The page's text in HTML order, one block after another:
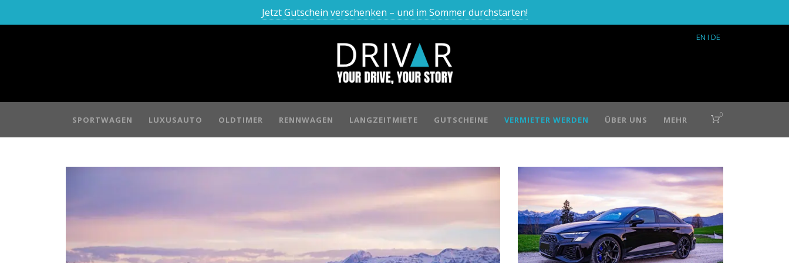
Jetzt Gutschein verschenken – und im Sommer durchstarten!
EN I DE
SPORTWAGEN LUXUSAUTO OLDTIMER RENNWAGEN LANGZEITMIETE GUTSCHEINE VERMIETER WERDEN ÜBER UNS MEHR 0